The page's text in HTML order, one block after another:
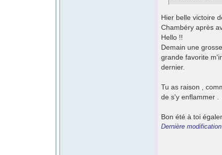
Hier belle victoire
Chambéry après
Hello !!
Demain une
grande favorite
dernier.
Tu as raison ,
de s'y enflammer .
Bon été à toi
Dernière